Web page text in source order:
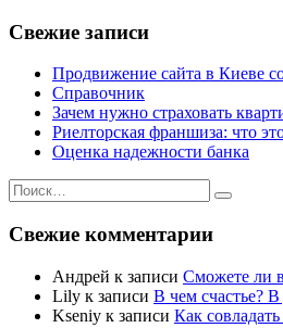
Свежие записи
Продвижение сайта в Киеве
Справочник
Зачем нужно страховать
Риелторская франшиза: что
Оценка надежности банка
Искать:
Поиск
Свежие комментарии
Андрей к записи Сможете ли
Lily к записи В чем счастье?
Kseniy к записи Как